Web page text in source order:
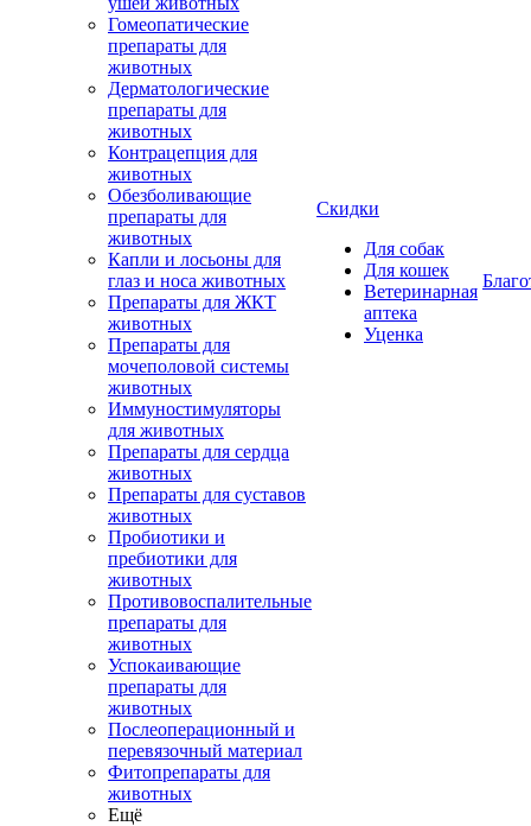
Гомеопатические
препараты для
животных
Дерматологические
препараты для
животных
Контрацепция для
животных
Обезболивающие
препараты для
животных
Капли и лосьоны для
глаз и носа животных
Препараты для ЖКТ
животных
Препараты для
мочеполовой системы
животных
Иммуностимуляторы
для животных
Препараты для сердца
животных
Препараты для суставов
животных
Пробиотики и
пребиотики для
животных
Противовоспалительные
препараты для
животных
Успокаивающие
препараты для
животных
Послеоперационный и
перевязочный материал
Фитопрепараты для
животных
Ещё
Скидки
Для собак
Для кошек
Ветеринарная
аптека
Уценка